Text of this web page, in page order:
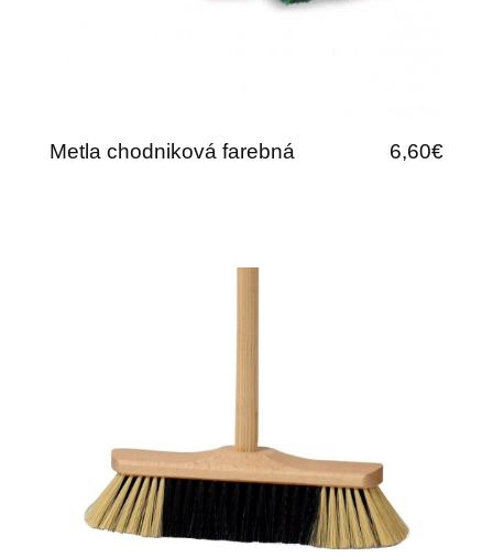
Metla chodniková farebná 6,60€